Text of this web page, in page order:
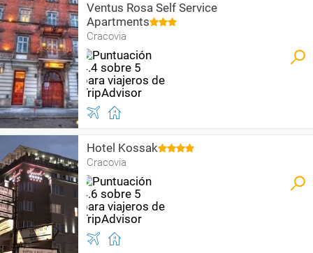
Ventus Rosa Self Service
Apartments
Cracovia
Hotel Kossak
Cracovia